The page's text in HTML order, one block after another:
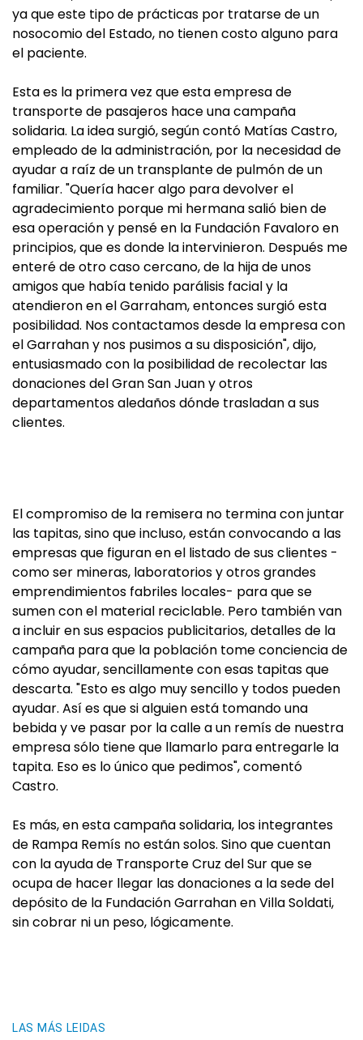
ya que este tipo de prácticas por tratarse de un
nosocomio del Estado, no tienen costo alguno para
el paciente.
Esta es la primera vez que esta empresa de
transporte de pasajeros hace una campaña
solidaria. La idea surgió, según contó Matías Castro,
empleado de la administración, por la necesidad de
ayudar a raíz de un transplante de pulmón de un
familiar. "Quería hacer algo para devolver el
agradecimiento porque mi hermana salió bien de
esa operación y pensé en la Fundación Favaloro en
principios, que es donde la intervinieron. Después me
enteré de otro caso cercano, de la hija de unos
amigos que había tenido parálisis facial y la
atendieron en el Garraham, entonces surgió esta
posibilidad. Nos contactamos desde la empresa con
el Garrahan y nos pusimos a su disposición", dijo,
entusiasmado con la posibilidad de recolectar las
donaciones del Gran San Juan y otros
departamentos aledaños dónde trasladan a sus
clientes.
El compromiso de la remisera no termina con juntar
las tapitas, sino que incluso, están convocando a las
empresas que figuran en el listado de sus clientes -
como ser mineras, laboratorios y otros grandes
emprendimientos fabriles locales- para que se
sumen con el material reciclable. Pero también van
a incluir en sus espacios publicitarios, detalles de la
campaña para que la población tome conciencia de
cómo ayudar, sencillamente con esas tapitas que
descarta. "Esto es algo muy sencillo y todos pueden
ayudar. Así es que si alguien está tomando una
bebida y ve pasar por la calle a un remís de nuestra
empresa sólo tiene que llamarlo para entregarle la
tapita. Eso es lo único que pedimos", comentó
Castro.
Es más, en esta campaña solidaria, los integrantes
de Rampa Remís no están solos. Sino que cuentan
con la ayuda de Transporte Cruz del Sur que se
ocupa de hacer llegar las donaciones a la sede del
depósito de la Fundación Garrahan en Villa Soldati,
sin cobrar ni un peso, lógicamente.
LAS MÁS LEIDAS